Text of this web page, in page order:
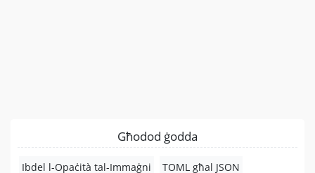
Għodod ġodda
Ibdel l-Opaċità tal-Immaġni TOML għal JSON